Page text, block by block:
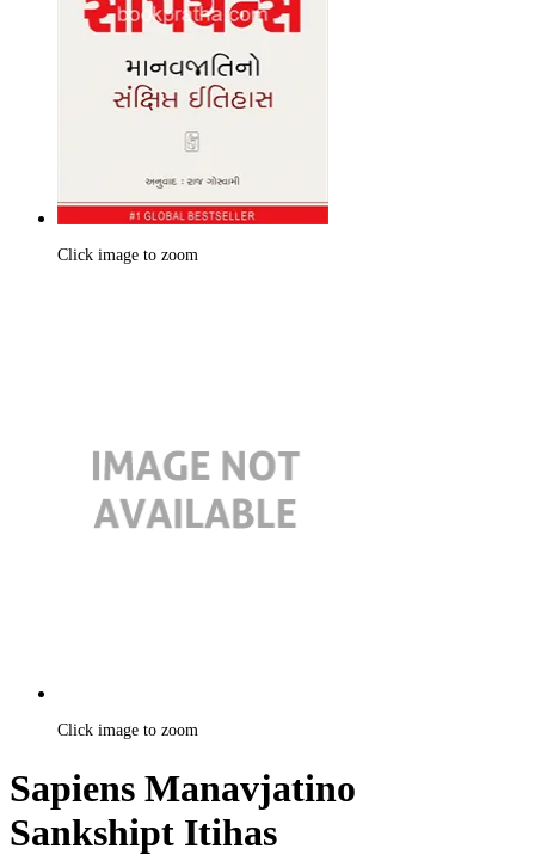
Click image to zoom
Click image to zoom
Sapiens Manavjatino
Sankshipt Itihas